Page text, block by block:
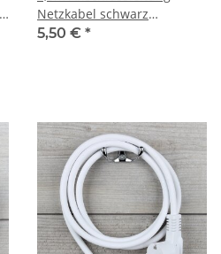
Netzkabel schwarz
3x1,0mm² mit
5,50 € *